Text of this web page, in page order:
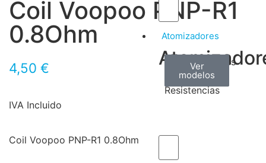
Atomizadores
Claromizadores
Ver
modelos
Reconstruíveis
Ver
modelos
Resistencias
Ver
modelos
Coil Voopoo PNP-R1
0.8Ohm
4,50 €
IVA Incluido
Coil Voopoo PNP-R1 0.8Ohm